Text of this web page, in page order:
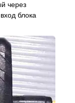
через
блока